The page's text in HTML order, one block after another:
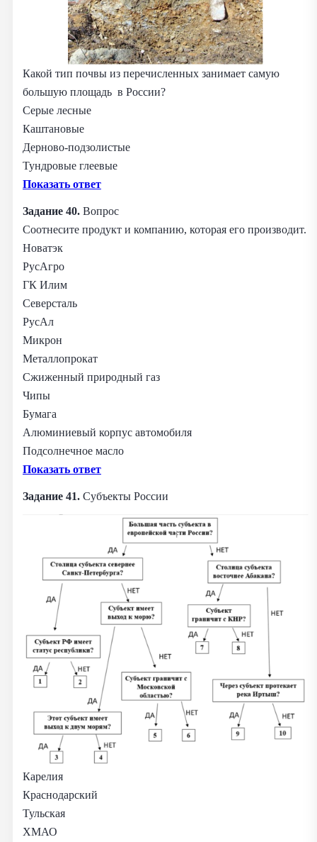
Какой тип почвы из перечисленных занимает самую
большую площадь в России?
Серые лесные
Каштановые
Дерново-подзолистые
Тундровые глеевые
Показать ответ
Задание 40. Вопрос
Соотнесите продукт и компанию, которая его производит.
Новатэк
РусАгро
ГК Илим
Северсталь
РусАл
Микрон
Металлопрокат
Сжиженный природный газ
Чипы
Бумага
Алюминиевый корпус автомобиля
Подсолнечное масло
Показать ответ
Задание 41. Субъекты России
Карелия
Краснодарский
Тульская
ХМАО